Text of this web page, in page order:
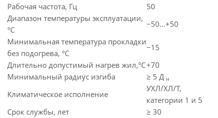
Рабочая частота, Гц
50
Диапазон температуры эксплуатации,
°C
−50…+50
Минимальная температура прокладки
без подогрева, °C
−15
Длительно допустимый нагрев жил,°C+70
Минимальный радиус изгиба
≥ 5 Д н
Климатическое исполнение
УХЛ/ХЛ/Т,
категории 1 и 5
Срок службы, лет
≥ 30